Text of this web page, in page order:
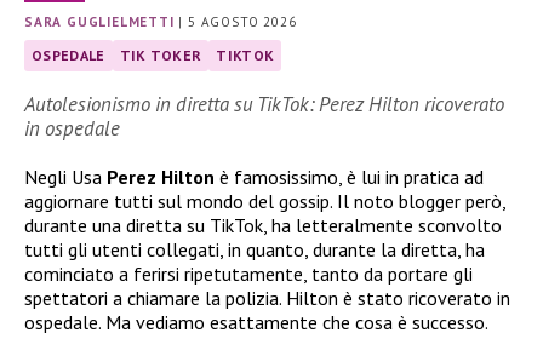
SARA GUGLIELMETTI |5 AGOSTO 2026
OSPEDALE TIK TOKER TIKTOK
Autolesionismo in diretta su TikTok: Perez Hilton ricoverato
in ospedale
Negli Usa Perez Hilton è famosissimo, è lui in pratica ad
aggiornare tutti sul mondo del gossip. Il noto blogger però,
durante una diretta su TikTok, ha letteralmente sconvolto
tutti gli utenti collegati, in quanto, durante la diretta, ha
cominciato a ferirsi ripetutamente, tanto da portare gli
spettatori a chiamare la polizia. Hilton è stato ricoverato in
ospedale. Ma vediamo esattamente che cosa è successo.